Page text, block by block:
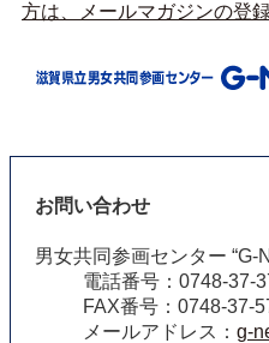
方は、メールマガジンの登
お問い合わせ
男女共同参画センター “G-
電話番号：0748-37-
FAX番号：0748-37-
メールアドレス： g-